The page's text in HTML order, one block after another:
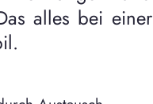
alles bei einer